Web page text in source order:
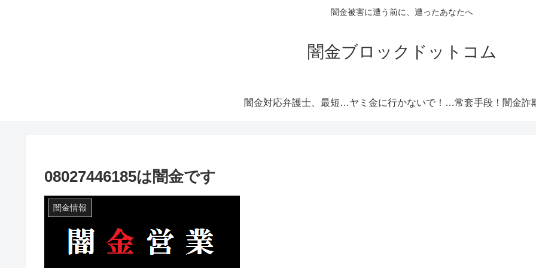
闇金被害に遭う前に、遭ったあなたへ
闇金ブロックドットコム
闇金対応弁護士、最短即日解決！ ヤミ金に行かないで！厳選オススメ消費者金融
08027446185は闇金です
闇金情報